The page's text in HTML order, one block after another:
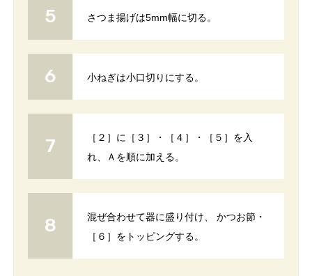
さつま揚げは5mm幅に切る。
小ねぎは小口切りにする。
［２］に［３］・［４］・［５］を入
れ、Ａを順に加える。
混ぜ合わせて器に盛り付け、 かつお節・
［６］をトッピングする。